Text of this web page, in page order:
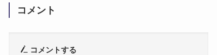
コメント
コメントする